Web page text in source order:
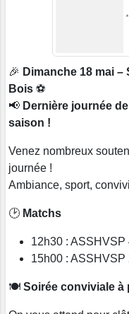
🎉 Dimanche 18 mai –
Bois ⚽
📢 Dernière journée
saison !
Venez nombreux
journée !
Ambiance, sport,
🕑 Matchs
12h30 : ASSHVSP
15h00 :
🍽️ Soirée conviviale à